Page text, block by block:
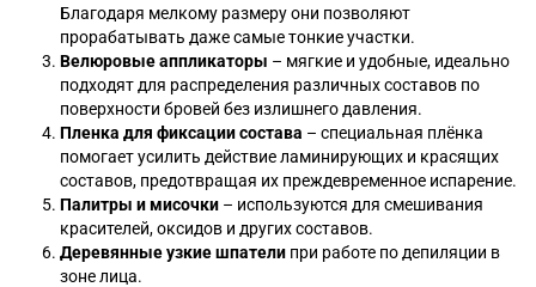
Благодаря мелкому размеру они позволяют
прорабатывать даже самые тонкие участки.
Велюровые аппликаторы – мягкие и удобные, идеально
подходят для распределения различных составов по
поверхности бровей без излишнего давления.
Пленка для фиксации состава – специальная плёнка
помогает усилить действие ламинирующих и красящих
составов, предотвращая их преждевременное испарение.
Палитры и мисочки – используются для смешивания
красителей, оксидов и других составов.
Деревянные узкие шпатели при работе по депиляции в
зоне лица.